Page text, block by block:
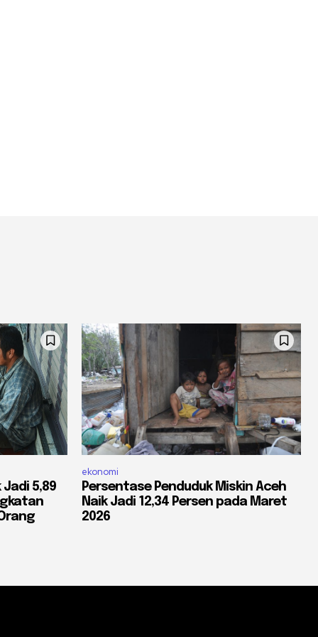
5,89
ekonomi
Persentase Penduduk Miskin Aceh
Naik Jadi 12,34 Persen pada Maret
2026